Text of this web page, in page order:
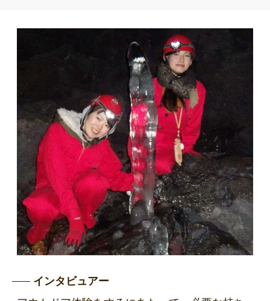
インタビュアー